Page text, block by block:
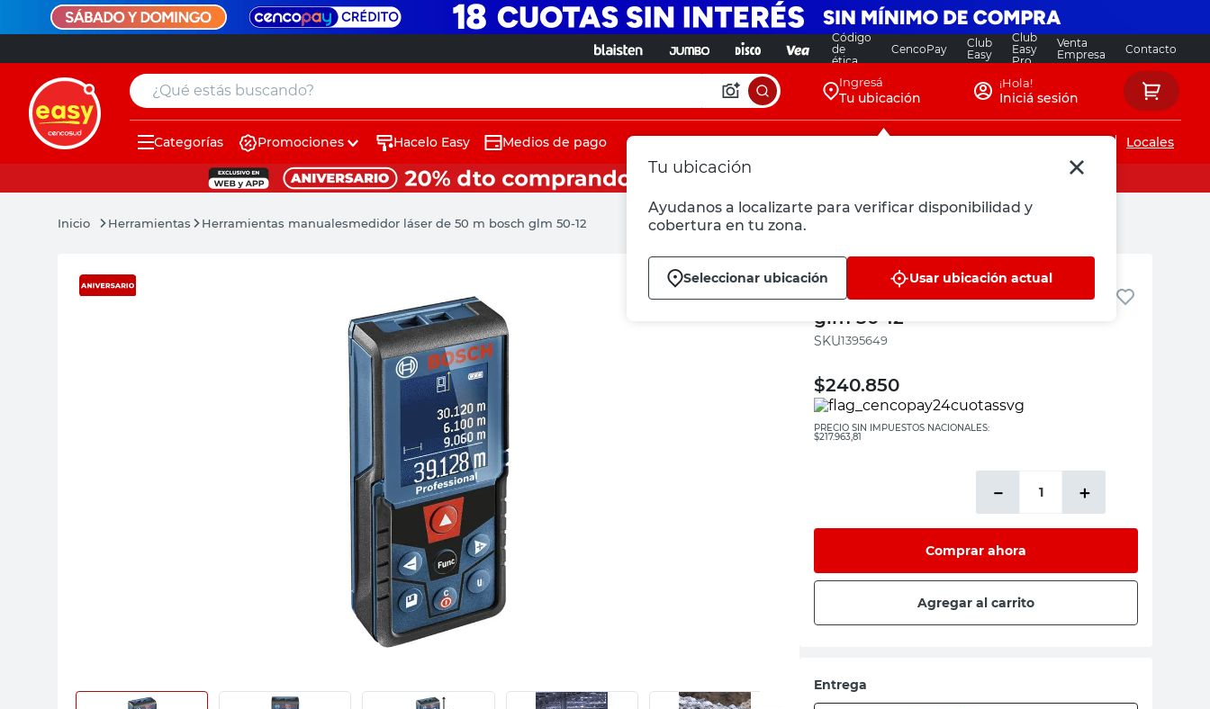
Código
de
ética
CencoPay
Club
Easy
Club
Easy
Pro
Venta
Empresa
Contacto
¿Qué estás buscando? Ingresá
Tu ubicación
Tu ubicación
Ayudanos a localizarte para verificar disponibilidad y
cobertura en tu zona.
Seleccionar ubicación Usar ubicación actual
¡Hola!
Iniciá sesión
Categorías Promociones Hacelo Easy Medios de pago Servicios de instalaciones Locales
Herramientas Herramientas manualesmedidor láser de 50 m bosch glm 50-12
Bosch
medidor láser de 50 m bosch
glm 50-12
:1395649
$240.850
PRECIO SIN IMPUESTOS NACIONALES:
$217.963,81
＋
－
Comprar ahora
Agregar al carrito
Entrega
muebles